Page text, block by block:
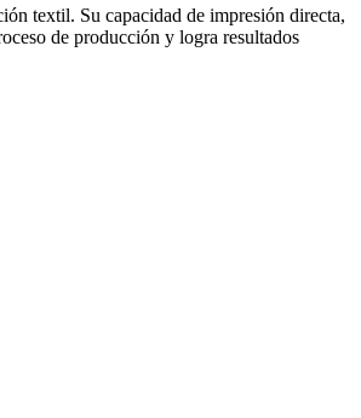
textil. Su capacidad de impresión directa,
de producción y logra resultados